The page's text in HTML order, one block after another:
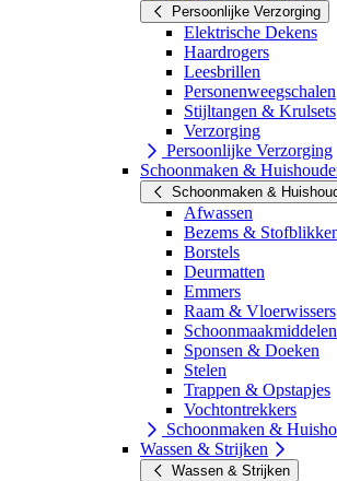
Persoonlijke Verzorging
Elektrische Dekens
Haardrogers
Leesbrillen
Personenweegschalen
Stijltangen & Krulsets
Verzorging
Persoonlijke Verzorging
Schoonmaken &
Schoonmaken &
Afwassen
Bezems &
Borstels
Deurmatten
Emmers
Raam & Vloerwissers
Schoonmaakmiddelen
Sponsen & Doeken
Stelen
Trappen & Opstapjes
Vochtontrekkers
Schoonmaken &
Wassen & Strijken
Wassen & Strijken